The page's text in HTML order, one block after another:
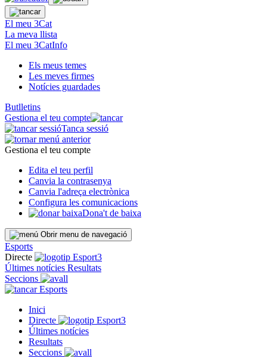
El meu 3Cat
La meva llista
El meu 3CatInfo
Els meus temes
Les meves firmes
Notícies guardades
Butlletins
Gestiona el teu compte
Tanca sessió
Gestiona el teu compte
Edita el teu perfil
Canvia la contrasenya
Canvia l'adreça electrònica
Configura les comunicacions
Dona't de baixa
Obrir menu de navegació
Esports
Directe
Últimes notícies Resultats
Seccions
Esports
Inici
Directe
Últimes notícies
Resultats
Seccions